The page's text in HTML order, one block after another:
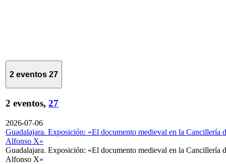
2 eventos 27
2 eventos, 27
2026-07-06
Guadalajara. Exposición: «El documento medieval en la Cancillería
Alfonso X»
Guadalajara. Exposición: «El documento medieval en la Cancillería
Alfonso X»